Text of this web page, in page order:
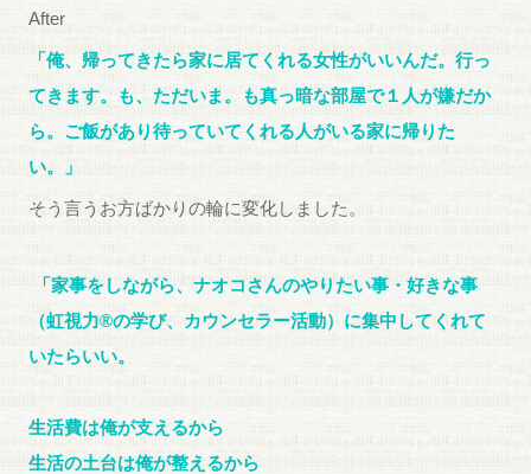
After
「俺、帰ってきたら家に居てくれる女性がいいんだ。行っ
てきます。も、ただいま。も真っ暗な部屋で１人が嫌だか
ら。ご飯があり待っていてくれる人がいる家に帰りた
い。」
そう言うお方ばかりの輪に変化しました。
「家事をしながら、ナオコさんのやりたい事・好きな事
（虹視力®︎の学び、カウンセラー活動）に集中してくれて
いたらいい。
生活費は俺が支えるから
生活の土台は俺が整えるから